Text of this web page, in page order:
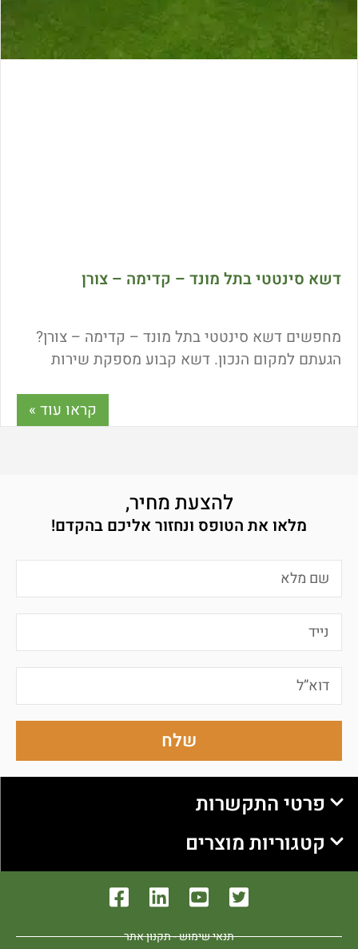
דשא סינטטי בתל מונד – קדימה – צורן
מחפשים דשא סינטטי בתל מונד – קדימה – צורן?
הגעתם למקום הנכון. דשא קבוע מספקת שירות
לצרכן. מה חשוב לבדוק לפני רכישת דשא סינטטי?
היכן ניתן להתרשם מהדגמים השונים? ומה היתרונות
קראו עוד »
להצעת מחיר,
מלאו את הטופס ונחזור אליכם בהקדם!
שלח
פרטי התקשרות
קטגוריות מוצרים
תנאי שימוש - תקנון אתר